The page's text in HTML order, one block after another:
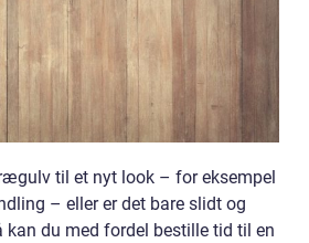
til et nyt look – for eksempel
– eller er det bare slidt og
kan du med fordel bestille tid til en